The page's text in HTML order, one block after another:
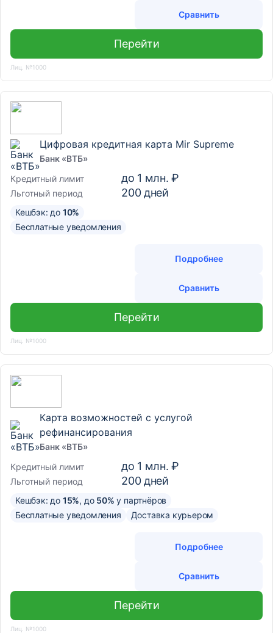
Сравнить
Перейти
Лиц. №1000
Цифровая кредитная карта Mir Supreme
Банк «ВТБ»
Кредитный лимит
до 1 млн. ₽
Льготный период 200дней
Кешбэк: до 10%
Бесплатные уведомления
Подробнее
Сравнить
Перейти
Лиц. №1000
Карта возможностей с услугой
рефинансирования
Банк «ВТБ»
Кредитный лимит
до 1 млн. ₽
Льготный период 200дней
Кешбэк: до 15%, до 50% у партнёров
Бесплатные уведомления
Доставка курьером
Подробнее
Сравнить
Перейти
Лиц. №1000